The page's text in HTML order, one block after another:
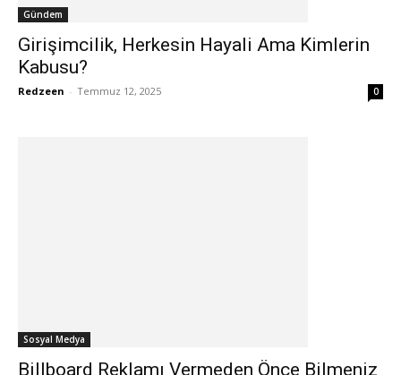
Gündem
Girişimcilik, Herkesin Hayali Ama Kimlerin
Kabusu?
Redzeen - Temmuz 12, 2025 0
Sosyal Medya
Billboard Reklamı Vermeden Önce Bilmeniz